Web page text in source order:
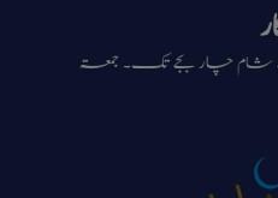
شام چار بجے تک۔ جمعۃ